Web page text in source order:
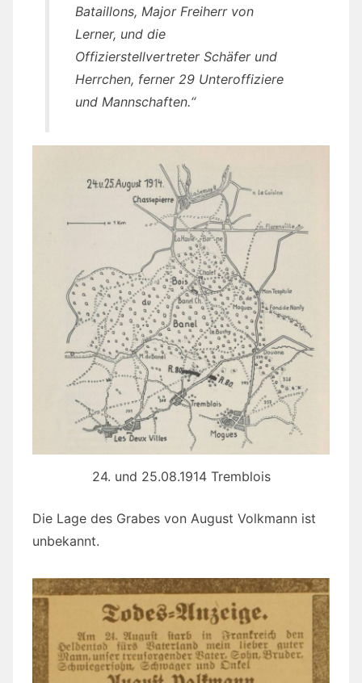
Bataillons, Major Freiherr von
Lerner, und die
Offizierstellvertreter Schäfer und
Herrchen, ferner 29 Unteroffiziere
und Mannschaften.“
24. und 25.08.1914 Tremblois
Die Lage des Grabes von August Volkmann ist
unbekannt.